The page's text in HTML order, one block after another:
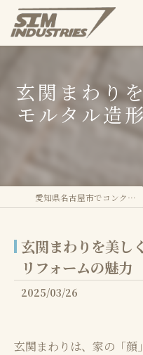
玄関まわり
モルタル造
愛知県名古屋市でコンクリートのことならSIM株式会社
玄関まわりを美し
リフォームの魅力
2025/03/26
玄関まわりは、家の「顔